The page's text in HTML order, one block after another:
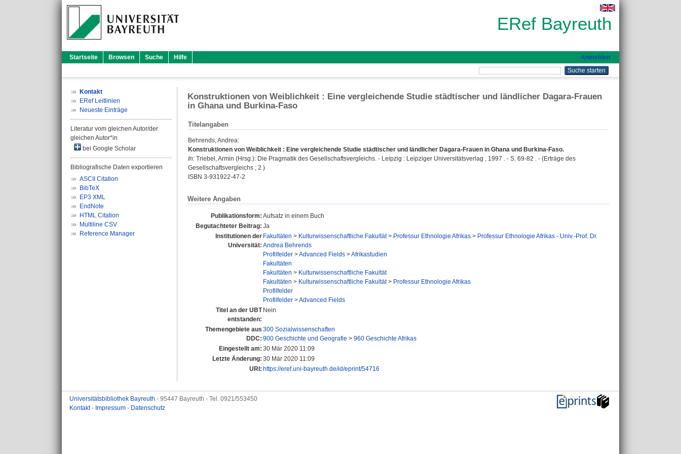
ERef Bayreuth
Startseite Browsen Suche Hilfe Anmelden
Kontakt
ERef Leitlinien
Neueste Einträge
Literatur vom gleichen Autor/der
gleichen Autor*in
bei Google Scholar
Bibliografische Daten exportieren
ASCII Citation
BibTeX
EP3 XML
EndNote
HTML Citation
Multiline CSV
Reference Manager
Konstruktionen von Weiblichkeit : Eine vergleichende Studie städtischer und ländlicher Dagara-Frauen
in Ghana und Burkina-Faso
Titelangaben
Behrends, Andrea:
Konstruktionen von Weiblichkeit : Eine vergleichende Studie städtischer und ländlicher Dagara-Frauen in Ghana und Burkina-Faso.
In: Triebel, Armin (Hrsg.): Die Pragmatik des Gesellschaftsvergleichs. - Leipzig : Leipziger Universitätsverlag , 1997 . - S. 69-82 . - (Erträge des
Gesellschaftsvergleichs ; 2 )
ISBN 3-931922-47-2
Weitere Angaben
Publikationsform: Aufsatz in einem Buch
Begutachteter Beitrag: Ja
Institutionen der
Universität:
Fakultäten > Kulturwissenschaftliche Fakultät> Professur Ethnologie Afrikas > Professur Ethnologie Afrikas - Univ.-Prof. Dr.
Andrea Behrends
Profilfelder >Advanced Fields >Afrikastudien
Fakultäten
Fakultäten > Kulturwissenschaftliche Fakultät
Fakultäten > Kulturwissenschaftliche Fakultät> Professur Ethnologie Afrikas
Profilfelder
Profilfelder >Advanced Fields
Titel an der UBT
entstanden:
Nein
Themengebiete aus
DDC:
300 Sozialwissenschaften
900 Geschichte und Geografie > 960 Geschichte Afrikas
Eingestellt am: 30 Mär 2020 11:09
Letzte Änderung: 30 Mär 2020 11:09
URI: https://eref.uni-bayreuth.de/id/eprint/54716
Universitätsbibliothek Bayreuth - 95447 Bayreuth - Tel. 0921/553450
Kontakt- Impressum - Datenschutz